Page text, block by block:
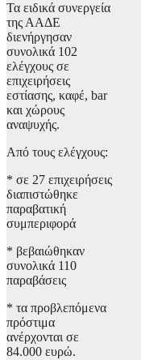
Τα ειδικά συνεργεία
της ΑΑΔΕ
διενήργησαν
συνολικά 102
ελέγχους σε
επιχειρήσεις
εστίασης, καφέ, bar
και χώρους
αναψυχής.
Από τους ελέγχους:
* σε 27 επιχειρήσεις
διαπιστώθηκε
παραβατική
συμπεριφορά
* βεβαιώθηκαν
συνολικά 110
παραβάσεις
* τα προβλεπόμενα
πρόστιμα
ανέρχονται σε
84.000 ευρώ.